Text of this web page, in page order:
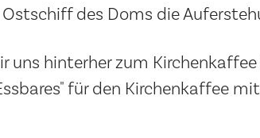
des Doms die
uns hinterher zum
für den Kirchenkaffee